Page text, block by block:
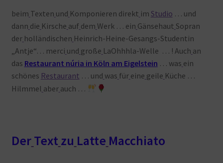
beim Texten und Komponieren direkt im Studio … und
dann die Kirsche auf dem Werk … ein Gänsehaut Sopran
der holländischen Heinrich-Heine-Gesangs-Studentin
„Antje“… merci und große LaOhhhla-Welle … ! Auch an
das Restaurant núria in Köln am Eigelstein … was ein
schönes Restaurant … und was für eine geile Küche …
Hilmmel aber auch …
DerText zu Latte Macchiato